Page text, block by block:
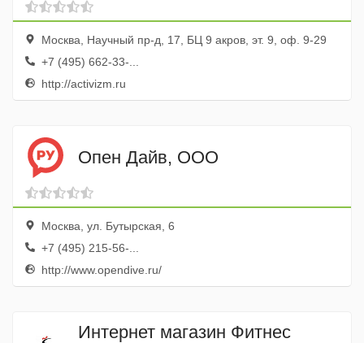
Москва, Научный пр-д, 17, БЦ 9 акров, эт. 9, оф. 9-29
+7 (495) 662-33-...
http://activizm.ru
Опен Дайв, ООО
Москва, ул. Бутырская, 6
+7 (495) 215-56-...
http://www.opendive.ru/
Интернет магазин Фитнес